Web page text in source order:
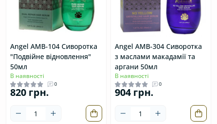
Angel AMB-104 Сиворотка
"Подвійне відновлення"
50мл
В наявності
0
820 грн.
Angel AMB-304 Cиворотка
з маслами макадамії та
аргани 50мл
В наявності
0
904 грн.